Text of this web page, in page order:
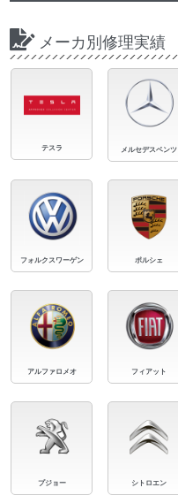
メーカ別修理実績
テスラ メルセデスベンツ
フォルクスワーゲン ポルシェ
アルファロメオ フィアット
プジョー シトロエン